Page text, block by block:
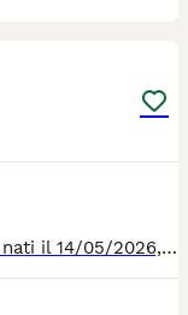
8 cuccioli di cui 2 maschi e 6 femmine nati il 14/05/2026, vendo i cuccioli saranno ceduti con primo vaccino, microchip, due sverminazioni, pedrigree enci. Genitori di proprietà visibili in ogni momento. Nati e cresciuti in famiglia a contatto con bambini. Prezzo trattabile